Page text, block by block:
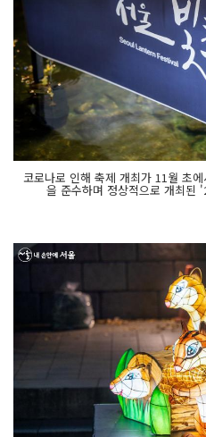
코로나로 인해 축제 개최가 11월 초
을 준수하며 정상적으로 개최